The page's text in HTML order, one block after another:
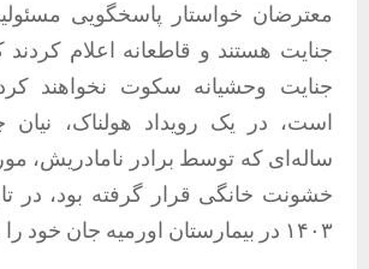
معترضان خواستار پاسخگویی
جنایت هستند و قاطعانه اعلام کردند
جنایت وحشیانه سکوت نخواهند
ساله‌ای که توسط برادر نامادریش،
۱۴۰۳ در بیمارستان اورمیه جان خود را از دست داد.